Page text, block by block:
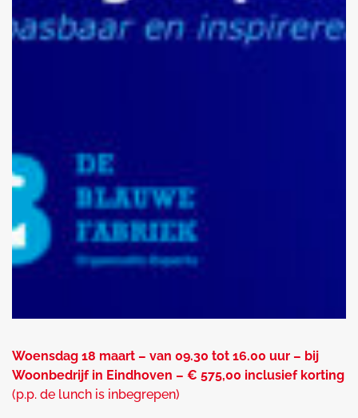
Woensdag 18 maart – van 09.30 tot 16.00 uur – bij
Woonbedrijf in Eindhoven – € 575,00 inclusief korting
(p.p. de lunch is inbegrepen)